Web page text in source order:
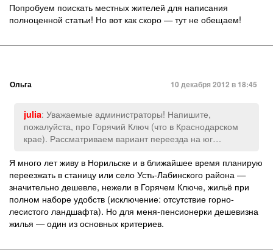
Попробуем поискать местных жителей для написания
полноценной статьи! Но вот как скоро — тут не обещаем!
Ольга 10 декабря 2012 в 18:45
julia: Уважаемые администраторы! Напишите,
пожалуйста, про Горячий Ключ (что в Краснодарском
крае). Рассматриваем вариант переезда на юг…
Я много лет живу в Норильске и в ближайшее время планирую
переезжать в станицу или село Усть-Лабинского района —
значительно дешевле, нежели в Горячем Ключе, жильё при
полном наборе удобств (исключение: отсутствие горно-
лесистого ландшафта). Но для меня-пенсионерки дешевизна
жилья — один из основных критериев.